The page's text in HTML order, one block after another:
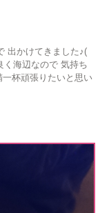
出かけてきました♪(
海辺なので 気持ち
杯頑張りたいと思い